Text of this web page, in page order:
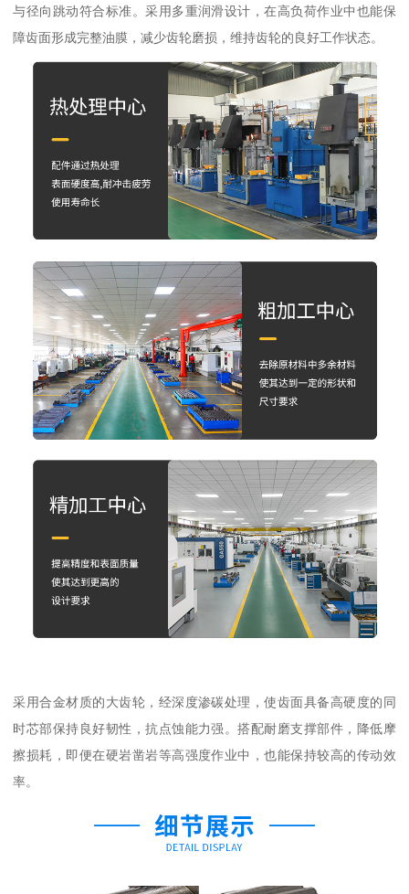
与径向跳动符合标准。采用多重润滑设计，在高负荷作业中也能保
障齿面形成完整油膜，减少齿轮磨损，维持齿轮的良好工作状态。
采用合金材质的大齿轮，经深度渗碳处理，使齿面具备高硬度的同
时芯部保持良好韧性，抗点蚀能力强。搭配耐磨支撑部件，降低摩
擦损耗，即便在硬岩凿岩等高强度作业中，也能保持较高的传动效
率。